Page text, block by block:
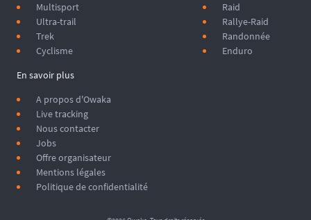
Multisport
Ultra-trail
Trek
Cyclisme
Raid
Rallye-Raid
Randonnée
Enduro
En savoir plus
A propos d'Owaka
Live tracking
Nous contacter
Jobs
Offre organisateur
Mentions légales
Politique de confidentialité